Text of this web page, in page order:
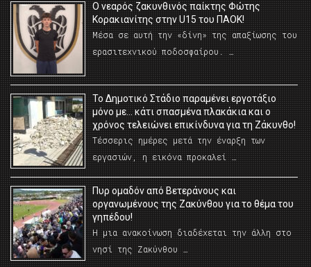
O νεαρός ζακυνθινός παίκτης Φώτης
Κορακιανίτης στην U15 του ΠΑΟΚ!
Μέσα σε αυτή την «δίνη» της απαξίωσης του
ερασιτεχνικού ποδοσφαίρου. …
Το Δημοτικό Στάδιο παραμένει εργοτάξιο
μόνο με… κάτι σπασμένα πλακάκια και ο
χρόνος τελειώνει επικίνδυνα για τη Ζάκυνθο!
Τέσσερις ημέρες μετά την έναρξη των
εργασιών, η εικόνα προκαλεί …
Πυρ ομαδόν από Βετεράνους και
οργανωμένους της Ζακύνθου για το θέμα του
γηπέδου!
Η μια ανακοίνωση διαδέχεται την άλλη στο
νησί της Ζακύνθου …